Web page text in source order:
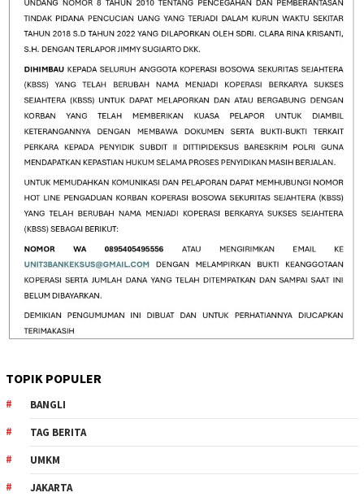
TOPIK POPULER
BANGLI
TAG BERITA
UMKM
JAKARTA